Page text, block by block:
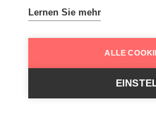
Ernten zum idealen
Ausbau der
Holzfässern
verwenden häufig
Lernen Sie mehr
ALLE